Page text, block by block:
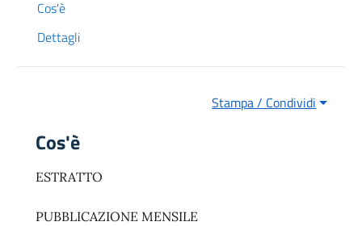
Cos'è
Dettagli
Stampa / Condividi
Cos'è
ESTRATTO
PUBBLICAZIONE MENSILE